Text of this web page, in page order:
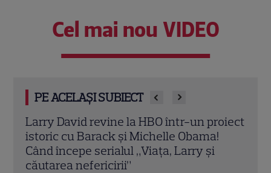
Cel mai nou VIDEO
PE ACELAȘI SUBIECT
Milioane de români vor fi cu ochii pe
ecrane! Ghidul producțiilor de neratat în
weekend: de la Antena 1 și HBO, până la
postul Acasă